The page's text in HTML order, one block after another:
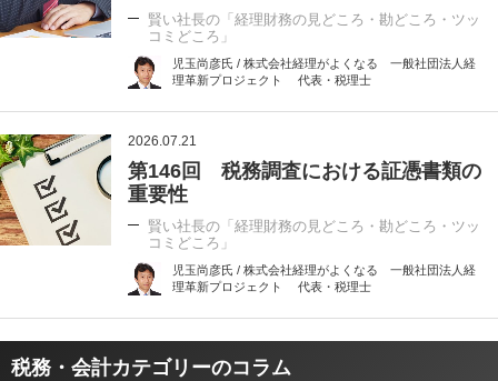
賢い社長の「経理財務の見どころ・勘どころ・ツッ
コミどころ」
児玉尚彦氏 / 株式会社経理がよくなる 一般社団法人経
理革新プロジェクト 代表・税理士
2026.07.21
第146回 税務調査における証憑書類の
重要性
賢い社長の「経理財務の見どころ・勘どころ・ツッ
コミどころ」
児玉尚彦氏 / 株式会社経理がよくなる 一般社団法人経
理革新プロジェクト 代表・税理士
税務・会計カテゴリーのコラム